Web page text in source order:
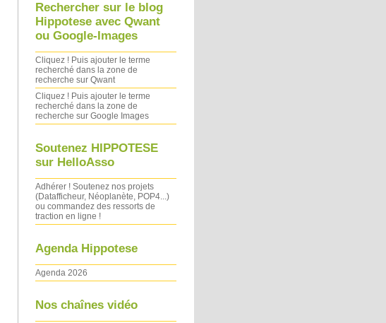
Rechercher sur le blog
Hippotese avec Qwant
ou Google-Images
Cliquez ! Puis ajouter le terme
recherché dans la zone de
recherche sur Qwant
Cliquez ! Puis ajouter le terme
recherché dans la zone de
recherche sur Google Images
Soutenez HIPPOTESE
sur HelloAsso
Adhérer ! Soutenez nos projets
(Datafficheur, Néoplanète, POP4...)
ou commandez des ressorts de
traction en ligne !
Agenda Hippotese
Agenda 2026
Nos chaînes vidéo